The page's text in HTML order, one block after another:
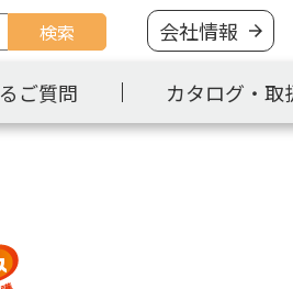
検索 会社情報
ご質問 カタログ・取